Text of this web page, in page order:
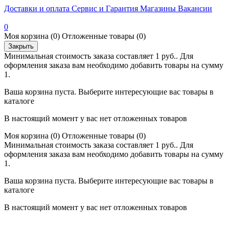
Доставки и оплата Сервис и Гарантия Магазины Вакансии
0
Моя корзина (0) Отложенные товары (0)
Закрыть
Минимальная стоимость заказа составляет 1 руб.. Для
оформления заказа вам необходимо добавить товары на сумму
1.
Ваша корзина пуста. Выберите интересующие вас товары в
каталоге
В настоящий момент у вас нет отложенных товаров
Моя корзина (0) Отложенные товары (0)
Минимальная стоимость заказа составляет 1 руб.. Для
оформления заказа вам необходимо добавить товары на сумму
1.
Ваша корзина пуста. Выберите интересующие вас товары в
каталоге
В настоящий момент у вас нет отложенных товаров